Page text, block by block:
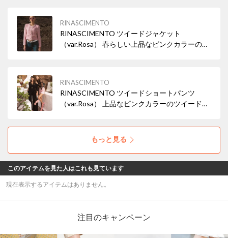
RINASCIMENTO
RINASCIMENTO ツイードジャケット
（var.Rosa） 春らしい上品なピンクカラーのツ
RINASCIMENTO
RINASCIMENTO ツイードショートパンツ
（var.Rosa） 上品なピンクカラーのツイードシ
ル・パーティーシーンにも。
もっと見る
このアイテムを見た人はこれも見ています
現在表示するアイテムはありません。
注目のキャンペーン